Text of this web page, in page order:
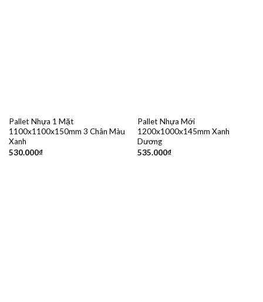
Pallet Nhựa 1 Mặt
1100x1100x150mm 3 Chân Màu
Xanh
530.000₫
Pallet Nhựa Mới
1200x1000x145mm Xanh
Dương
535.000₫